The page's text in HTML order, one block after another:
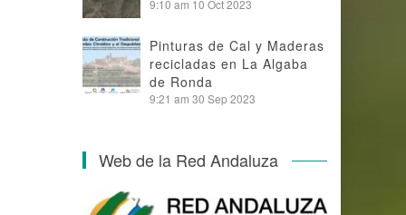
9:10 am 10 Oct 2023
Pinturas de Cal y Maderas
recicladas en La Algaba
de Ronda
9:21 am 30 Sep 2023
Web de la Red Andaluza